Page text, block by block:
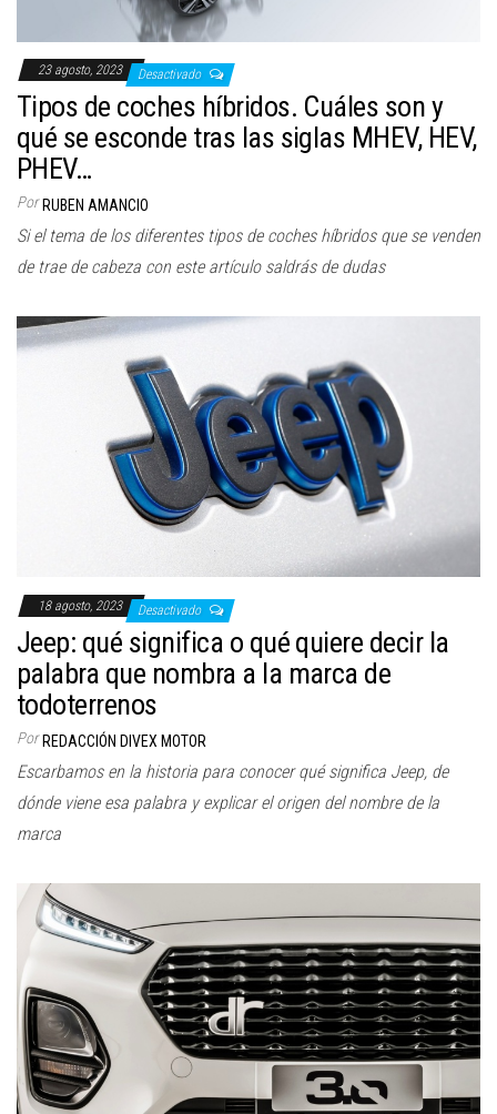
23 agosto, 2023 Desactivado
Tipos de coches híbridos. Cuáles son y
qué se esconde tras las siglas MHEV, HEV,
PHEV…
Por RUBEN AMANCIO
Si el tema de los diferentes tipos de coches híbridos que se venden
de trae de cabeza con este artículo saldrás de dudas
18 agosto, 2023 Desactivado
Jeep: qué significa o qué quiere decir la
palabra que nombra a la marca de
todoterrenos
Por REDACCIÓN DIVEX MOTOR
Escarbamos en la historia para conocer qué significa Jeep, de
dónde viene esa palabra y explicar el origen del nombre de la
marca